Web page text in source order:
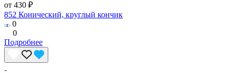
от 430 ₽
852 Конический, круглый кончик
0
0
Подробнее